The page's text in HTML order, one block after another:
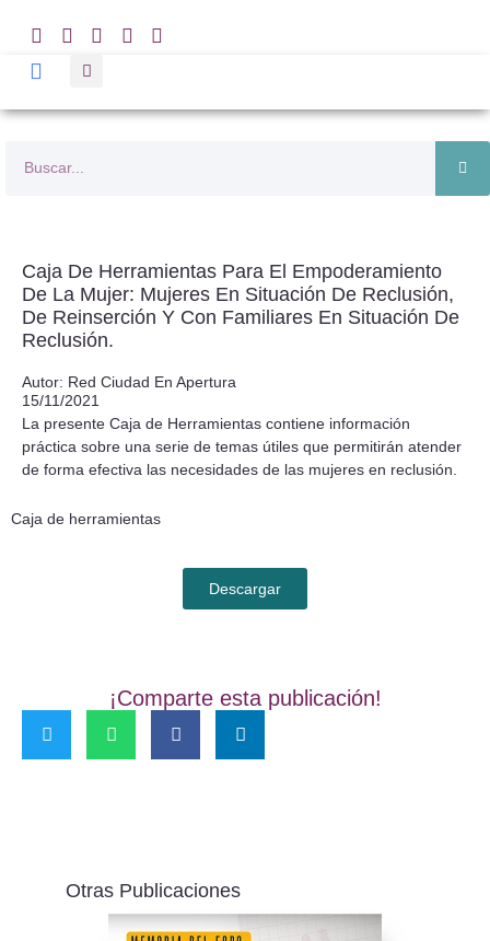
Caja De Herramientas Para El Empoderamiento
De La Mujer: Mujeres En Situación De Reclusión,
De Reinserción Y Con Familiares En Situación De
Reclusión.
Autor: Red Ciudad En Apertura
15/11/2021
La presente Caja de Herramientas contiene información
práctica sobre una serie de temas útiles que permitirán atender
de forma efectiva las necesidades de las mujeres en reclusión.
Caja de herramientas
Descargar
¡Comparte esta publicación!
Otras Publicaciones